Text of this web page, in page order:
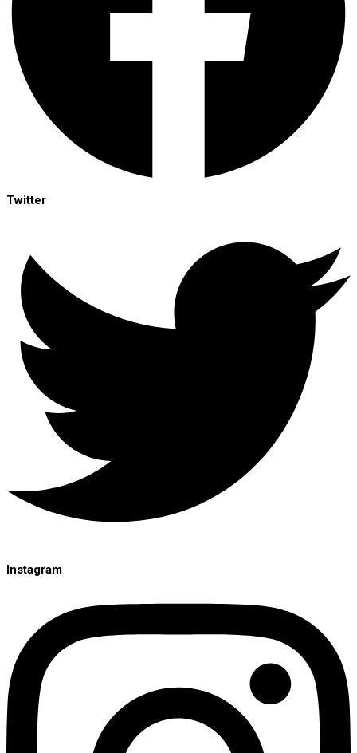
Twitter
Instagram